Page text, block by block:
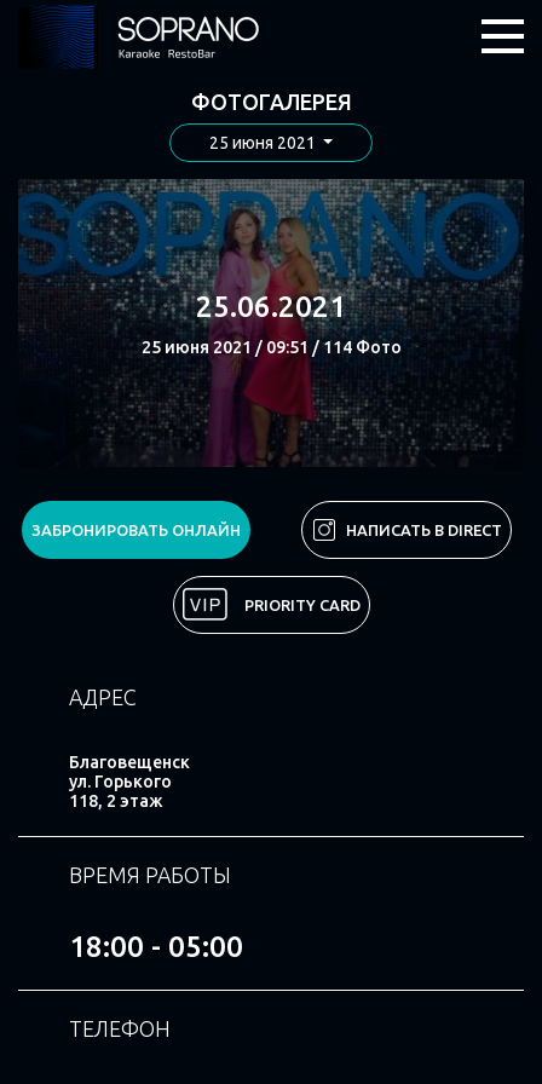
ФОТОГАЛЕРЕЯ
25 июня 2021
25.06.2021
25 июня 2021 / 09:51 / 114 Фото
Поделиться
ЗАБРОНИРОВАТЬ ОНЛАЙН НАПИСАТЬ В DIRECT
PRIORITY CARD
АДРЕС
Благовещенск
ул. Горького
118, 2 этаж
ВРЕМЯ РАБОТЫ
18:00 - 05:00
ТЕЛЕФОН